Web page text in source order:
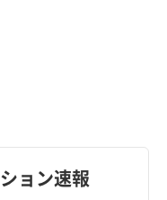
ョン速報